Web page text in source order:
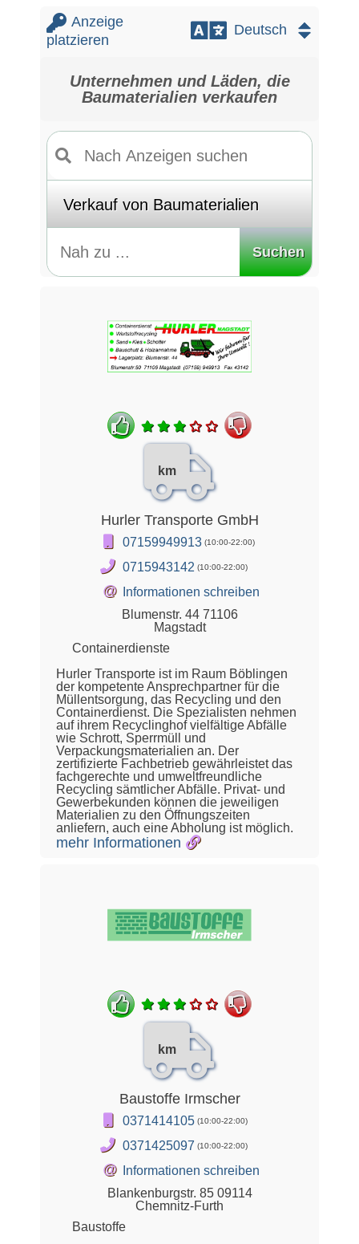
Anzeige
platzieren
Unternehmen und Läden, die
Baumaterialien verkaufen
Suchen
km
Hurler Transporte GmbH
07159949913 (10:00-22:00)
0715943142 (10:00-22:00)
@
Informationen schreiben
Blumenstr. 44 71106
Magstadt
Containerdienste
Hurler Transporte ist im Raum Böblingen
der kompetente Ansprechpartner für die
Müllentsorgung, das Recycling und den
Containerdienst. Die Spezialisten nehmen
auf ihrem Recyclinghof vielfältige Abfälle
wie Schrott, Sperrmüll und
Verpackungsmaterialien an. Der
zertifizierte Fachbetrieb gewährleistet das
fachgerechte und umweltfreundliche
Recycling sämtlicher Abfälle. Privat- und
Gewerbekunden können die jeweiligen
Materialien zu den Öffnungszeiten
anliefern, auch eine Abholung ist möglich.
mehr Informationen
km
Baustoffe Irmscher
0371414105 (10:00-22:00)
0371425097 (10:00-22:00)
@
Informationen schreiben
Blankenburgstr. 85 09114
Chemnitz-Furth
Baustoffe